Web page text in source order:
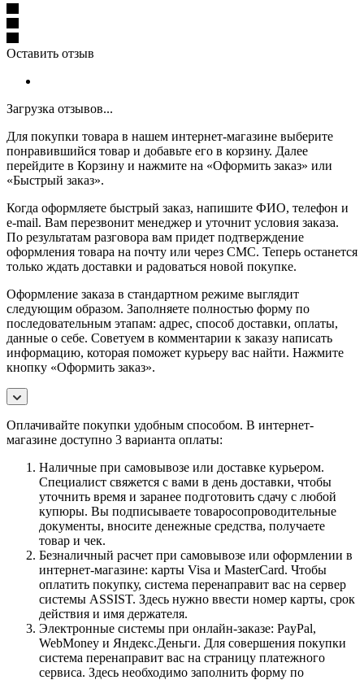
Оставить отзыв
Загрузка отзывов...
Для покупки товара в нашем интернет-магазине выберите
понравившийся товар и добавьте его в корзину. Далее
перейдите в Корзину и нажмите на «Оформить заказ» или
«Быстрый заказ».
Когда оформляете быстрый заказ, напишите ФИО, телефон и
e-mail. Вам перезвонит менеджер и уточнит условия заказа.
По результатам разговора вам придет подтверждение
оформления товара на почту или через СМС. Теперь останется
только ждать доставки и радоваться новой покупке.
Оформление заказа в стандартном режиме выглядит
следующим образом. Заполняете полностью форму по
последовательным этапам: адрес, способ доставки, оплаты,
данные о себе. Советуем в комментарии к заказу написать
информацию, которая поможет курьеру вас найти. Нажмите
кнопку «Оформить заказ».
Оплачивайте покупки удобным способом. В интернет-
магазине доступно 3 варианта оплаты:
Наличные при самовывозе или доставке курьером.
Специалист свяжется с вами в день доставки, чтобы
уточнить время и заранее подготовить сдачу с любой
купюры. Вы подписываете товаросопроводительные
документы, вносите денежные средства, получаете
товар и чек.
Безналичный расчет при самовывозе или оформлении в
интернет-магазине: карты Visa и MasterCard. Чтобы
оплатить покупку, система перенаправит вас на сервер
системы ASSIST. Здесь нужно ввести номер карты, срок
действия и имя держателя.
Электронные системы при онлайн-заказе: PayPal,
WebMoney и Яндекс.Деньги. Для совершения покупки
система перенаправит вас на страницу платежного
сервиса. Здесь необходимо заполнить форму по